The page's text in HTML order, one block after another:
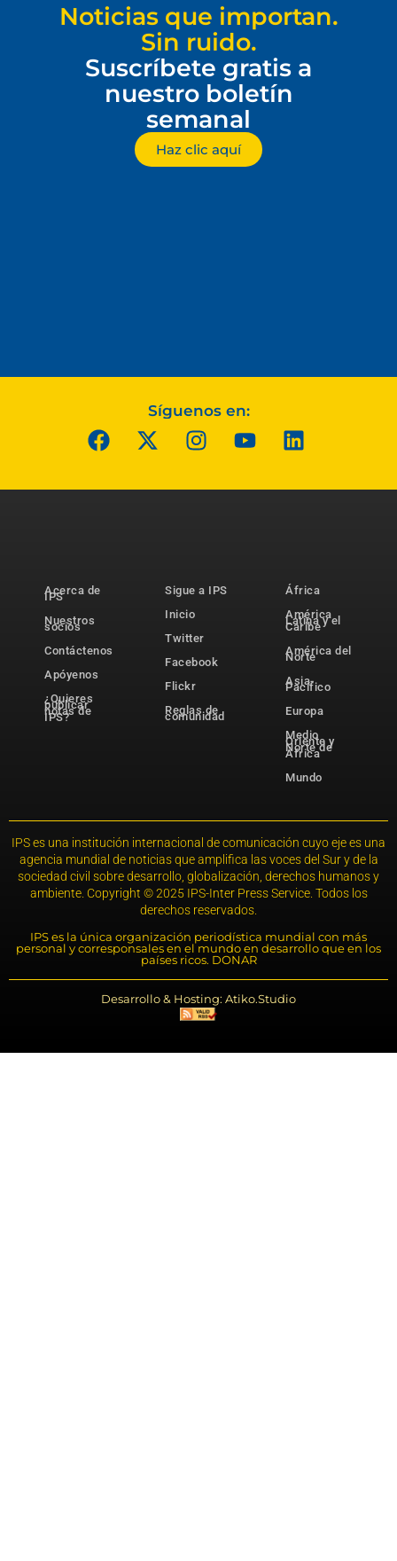
Noticias que importan.
Sin ruido.
Suscríbete gratis a
nuestro boletín
semanal
Haz clic aquí
Síguenos en:
Acerca de
IPS
Nuestros
socios
Contáctenos
Apóyenos
¿Quieres
publicar
notas de
IPS?
Sigue a IPS
Inicio
Twitter
Facebook
Flickr
Reglas de
comunidad
África
América
Latina y el
Caribe
América del
Norte
Asia-
Pacífico
Europa
Medio
Oriente y
Norte de
África
Mundo
IPS es una institución internacional de comunicación cuyo eje es una
agencia mundial de noticias que amplifica las voces del Sur y de la
sociedad civil sobre desarrollo, globalización, derechos humanos y
ambiente. Copyright © 2025 IPS-Inter Press Service. Todos los
derechos reservados.
IPS es la única organización periodística mundial con más
personal y corresponsales en el mundo en desarrollo que en los
países ricos. DONAR
Desarrollo & Hosting: Atiko.Studio